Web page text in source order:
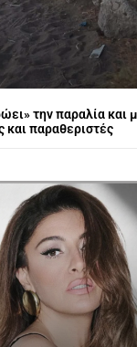
την παραλία και
και παραθεριστές